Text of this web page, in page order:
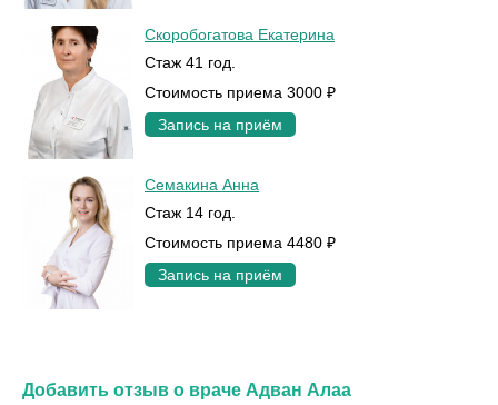
Скоробогатова Екатерина
Стаж 41 год.
Стоимость приема 3000 ₽
Запись на приём
Семакина Анна
Стаж 14 год.
Стоимость приема 4480 ₽
Запись на приём
Добавить отзыв о враче Адван Алаа